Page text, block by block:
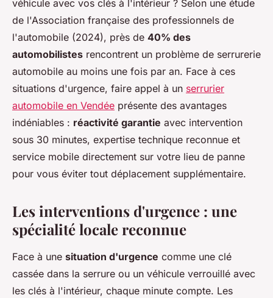
véhicule avec vos clés à l'intérieur ? Selon une étude
de l'Association française des professionnels de
l'automobile (2024), près de 40% des
automobilistes rencontrent un problème de serrurerie
automobile au moins une fois par an. Face à ces
situations d'urgence, faire appel à un serrurier
automobile en Vendée présente des avantages
indéniables : réactivité garantie avec intervention
sous 30 minutes, expertise technique reconnue et
service mobile directement sur votre lieu de panne
pour vous éviter tout déplacement supplémentaire.
Les interventions d'urgence : une
spécialité locale reconnue
Face à une situation d'urgence comme une clé
cassée dans la serrure ou un véhicule verrouillé avec
les clés à l'intérieur, chaque minute compte. Les